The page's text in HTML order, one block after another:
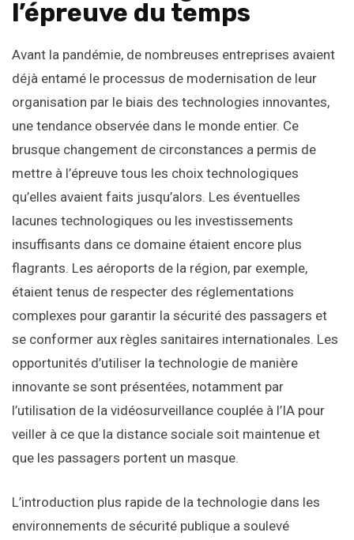
l’épreuve du temps
Avant la pandémie, de nombreuses entreprises avaient
déjà entamé le processus de modernisation de leur
organisation par le biais des technologies innovantes,
une tendance observée dans le monde entier. Ce
brusque changement de circonstances a permis de
mettre à l’épreuve tous les choix technologiques
qu’elles avaient faits jusqu’alors. Les éventuelles
lacunes technologiques ou les investissements
insuffisants dans ce domaine étaient encore plus
flagrants. Les aéroports de la région, par exemple,
étaient tenus de respecter des réglementations
complexes pour garantir la sécurité des passagers et
se conformer aux règles sanitaires internationales. Les
opportunités d’utiliser la technologie de manière
innovante se sont présentées, notamment par
l’utilisation de la vidéosurveillance couplée à l’IA pour
veiller à ce que la distance sociale soit maintenue et
que les passagers portent un masque.
L’introduction plus rapide de la technologie dans les
environnements de sécurité publique a soulevé